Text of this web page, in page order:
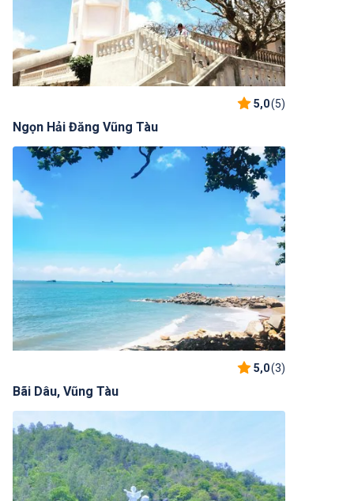
5,0(5)
Ngọn Hải Đăng Vũng Tàu
5,0(3)
Bãi Dâu, Vũng Tàu